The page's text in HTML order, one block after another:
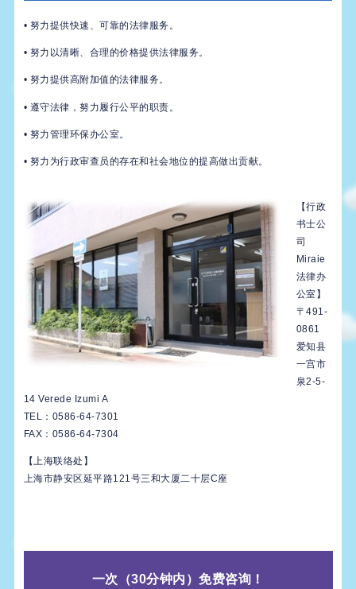
• 努力提供快速、可靠的法律服务。
• 努力以清晰、合理的价格提供法律服务。
• 努力提供高附加值的法律服务。
• 遵守法律，努力履行公平的职责。
• 努力管理环保办公室。
• 努力为行政审查员的存在和社会地位的提高做出贡献。
【行政
书士公
司
Miraie
法律办
公室】
〒491-
0861
爱知县
一宫市
泉2-5-
14 Verede Izumi A
TEL：0586-64-7301
FAX：0586-64-7304
【上海联络处】
上海市静安区延平路121号三和大厦二十层C座
一次（30分钟内）免费咨询！